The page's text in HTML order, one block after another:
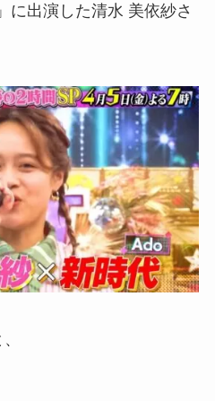
」に出演した清水 美依紗さ